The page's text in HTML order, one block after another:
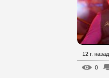
12 г. назад
0